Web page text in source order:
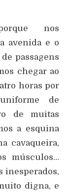
nos
avenida e o
passagens
chegar ao
horas por
de
de muitas
a esquina
cavaqueira,
músculos…
inesperados,
digna, e